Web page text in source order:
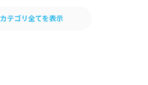
カテゴリ全てを表示